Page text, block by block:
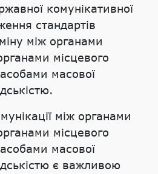
комунікативної
стандартів
між органами
місцевого
масової
між органами
місцевого
масової
є важливою